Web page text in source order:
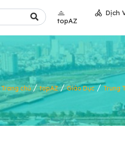
topAZ
Dịch
Trang chủ/topAZ/Giáo Dục/Trung